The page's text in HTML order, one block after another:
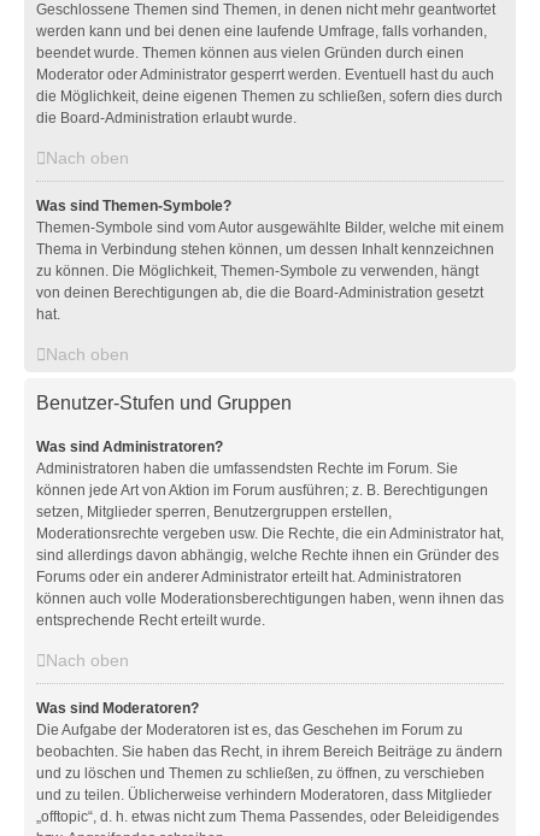
Geschlossene Themen sind Themen, in denen nicht mehr geantwortet
werden kann und bei denen eine laufende Umfrage, falls vorhanden,
beendet wurde. Themen können aus vielen Gründen durch einen
Moderator oder Administrator gesperrt werden. Eventuell hast du auch
die Möglichkeit, deine eigenen Themen zu schließen, sofern dies durch
die Board-Administration erlaubt wurde.
Nach oben
Was sind Themen-Symbole?
Themen-Symbole sind vom Autor ausgewählte Bilder, welche mit einem
Thema in Verbindung stehen können, um dessen Inhalt kennzeichnen
zu können. Die Möglichkeit, Themen-Symbole zu verwenden, hängt
von deinen Berechtigungen ab, die die Board-Administration gesetzt
hat.
Nach oben
Benutzer-Stufen und Gruppen
Was sind Administratoren?
Administratoren haben die umfassendsten Rechte im Forum. Sie
können jede Art von Aktion im Forum ausführen; z. B. Berechtigungen
setzen, Mitglieder sperren, Benutzergruppen erstellen,
Moderationsrechte vergeben usw. Die Rechte, die ein Administrator hat,
sind allerdings davon abhängig, welche Rechte ihnen ein Gründer des
Forums oder ein anderer Administrator erteilt hat. Administratoren
können auch volle Moderationsberechtigungen haben, wenn ihnen das
entsprechende Recht erteilt wurde.
Nach oben
Was sind Moderatoren?
Die Aufgabe der Moderatoren ist es, das Geschehen im Forum zu
beobachten. Sie haben das Recht, in ihrem Bereich Beiträge zu ändern
und zu löschen und Themen zu schließen, zu öffnen, zu verschieben
und zu teilen. Üblicherweise verhindern Moderatoren, dass Mitglieder
„offtopic“, d. h. etwas nicht zum Thema Passendes, oder Beleidigendes